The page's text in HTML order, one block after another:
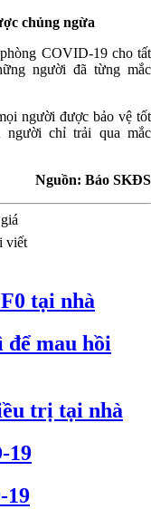
chủng ngừa
COVID-19 cho tất
người đã từng mắc
người được bảo vệ tốt
chỉ trải qua mắc
Nguồn: Báo SKĐS
viết
tại nhà
để mau hồi
trị tại nhà
19
19